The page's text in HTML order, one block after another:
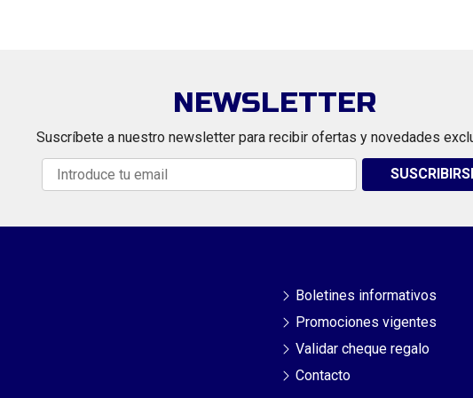
NEWSLETTER
Suscríbete a nuestro newsletter para recibir ofertas y novedades
Boletines informativos
Promociones vigentes
Validar cheque regalo
Contacto